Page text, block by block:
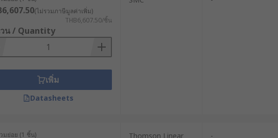
ที่ให้แม่นยำและทำงานร่วมกับระบบ Automation
วบคุม
จริง เพราะตัวกระตุ้นเชิงเส้นอาจมีราคาแตกต่าง
วรพิจารณา Industrial Electric Linear Actuator
(ไม่รวมภาษีมูลค่าเพิ่ม)
THB6,607.50/ชิ้น
น / Quantity
เพิ่ม
Datasheets
มย่อย (1 ชิ้น) Thomson Linear -